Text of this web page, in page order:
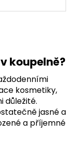
v koupelně?
kosmetiky,
důležité.
jasné a
a příjemné